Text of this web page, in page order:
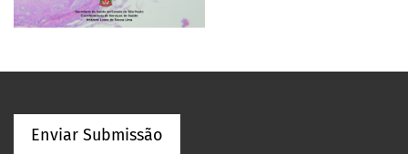
Enviar Submissão